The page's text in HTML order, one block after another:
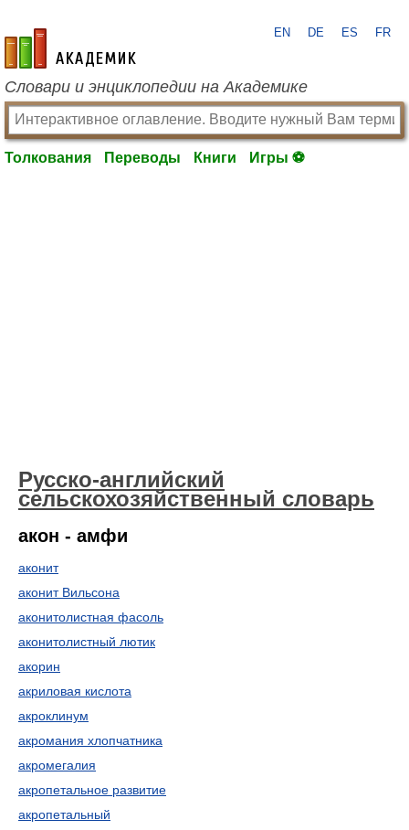
academic.ru
EN DE ES FR
Словари и энциклопедии на Академике
Толкования Переводы Книги Игры ⚽
Русско-английский
сельскохозяйственный словарь
акон - амфи
аконит
аконит Вильсона
аконитолистная фасоль
аконитолистный лютик
акорин
акриловая кислота
акроклинум
акромания хлопчатника
акромегалия
акропетальное развитие
акропетальный